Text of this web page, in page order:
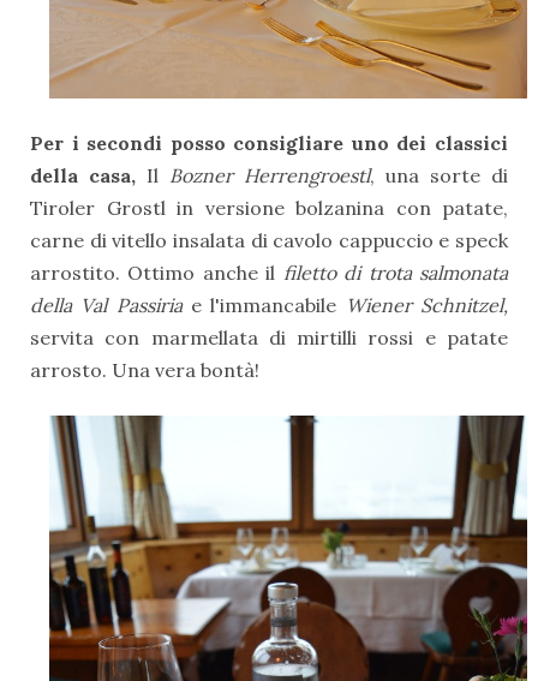
Per i secondi posso consigliare uno dei classici
della casa, Il Bozner Herrengroestl, una sorte di
Tiroler Grostl in versione bolzanina con patate,
carne di vitello insalata di cavolo cappuccio e speck
arrostito. Ottimo anche il filetto di trota salmonata
della Val Passiriae l'immancabile Wiener Schnitzel,
servita con marmellata di mirtilli rossi e patate
arrosto. Una vera bontà!